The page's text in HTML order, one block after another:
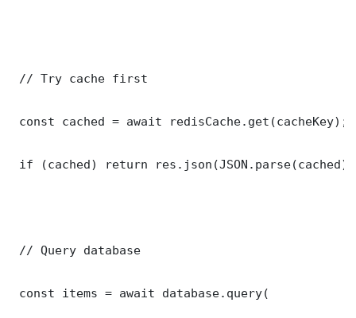
// Try cache first
const cached = await redisCache.get(cacheKey);
if (cached) return
// Query database
const items = await database.query(